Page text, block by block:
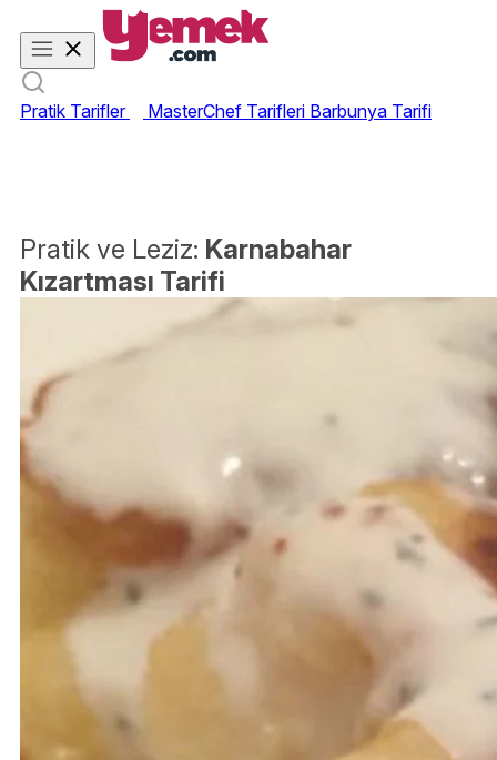
Pratik Tarifler MasterChef Tarifleri Barbunya Tarifi
Pratik ve Leziz: Karnabahar
Kızartması Tarifi